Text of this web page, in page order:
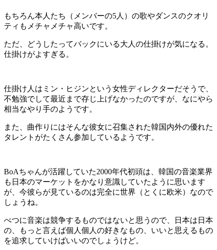
もちろん本人たち（メンバーの5人）の歌やダンスのクオリ
ティもメチャメチャ高いです。
ただ、どうしたってバックにいる大人の仕掛けが気になる。
仕掛けがよすぎる。
仕掛け人はミン・ヒジンという女性ディレクターだそうで、
不勉強でして最近まで存じ上げなかったのですが、なにやら
相当なやり手のようです。
また、曲作りにはそんな彼女に召集された韓国内外の優れた
タレントがたくさん参加しているようです。
BoAちゃんが活躍していた2000年代初頭は、韓国の音楽業界
も日本のマーケットをかなり意識していたように思います
が、今彼らが見ているのは完全に世界（とくに欧米）なので
しょうね。
べつに音楽は競争するものではないと思うので、日本は日本
の、もっと言えば個人個人の好きなもの、いいと思えるもの
を追求していけばいいのでしょうけど。